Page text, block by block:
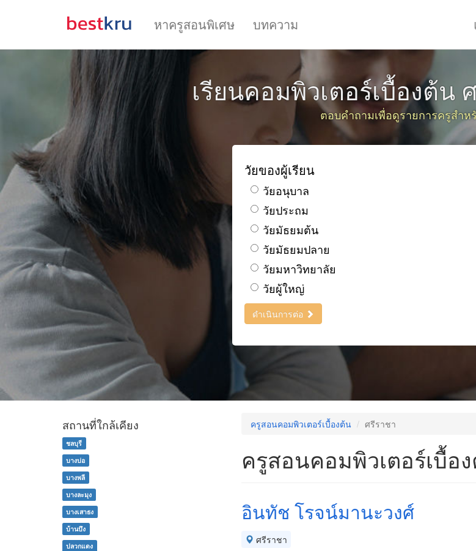
หาครูสอนพิเศษ บทความ
เรียนคอมพิวเตอร์เบื้องต้น
ตอบคำถามเพื่อดูรายการครูสำ
วัยของผู้เรียน
วัยอนุบาล
วัยประถม
วัยมัธยมต้น
วัยมัธยมปลาย
วัยมหาวิทยาลัย
วัยผู้ใหญ่
ดำเนินการต่อ
ครูสอนคอมพิวเตอร์เบื้องต้น ศรีราชา
ครูสอนคอมพิวเตอร์เบื้อ
อินทัช โรจน์มานะวงศ์
ศรีราชา
สถานที่ใกล้เคียง
ชลบุรี
บางบ่อ
บางพลี
บางละมุง
บางเสาธง
บ้านบึง
ปลวกแดง